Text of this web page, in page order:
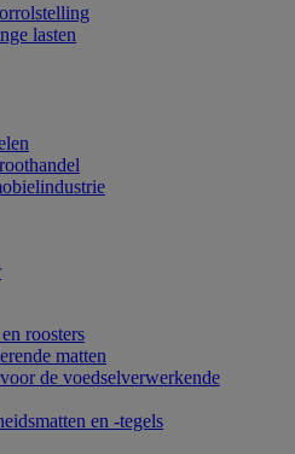
lasten
roosters
matten
de voedselverwerkende
en -tegels